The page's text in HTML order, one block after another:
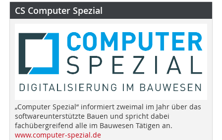
CS Computer Spezial
„Computer Spezial“ informiert zweimal im Jahr über das
softwareunterstützte Bauen und spricht dabei
fachübergreifend alle im Bauwesen Tätigen an.
www.computer-spezial.de